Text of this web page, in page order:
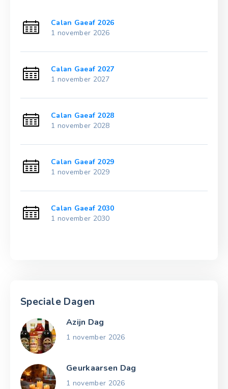
Calan Gaeaf 2026
1 november 2026
Calan Gaeaf 2027
1 november 2027
Calan Gaeaf 2028
1 november 2028
Calan Gaeaf 2029
1 november 2029
Calan Gaeaf 2030
1 november 2030
Speciale Dagen
Azijn Dag
1 november 2026
Geurkaarsen Dag
1 november 2026